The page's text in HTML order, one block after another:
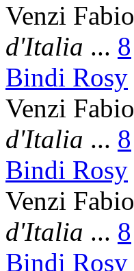
Venzi Fabio
d'Italia ... 8
Bindi Rosy
Venzi Fabio
d'Italia ... 8
Bindi Rosy
Venzi Fabio
d'Italia ... 8
Bindi Rosy